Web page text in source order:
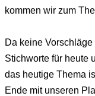
kommen wir zum
Da keine
Stichworte für heute
das heutige Thema
Ende mit unseren